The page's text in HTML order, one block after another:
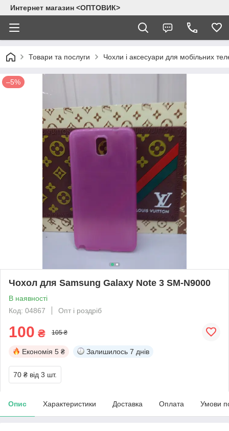
Интернет магазин <ОПТОВИК>
Товари та послуги Чохли і аксесуари для мобільних
–5%
Чохол для Samsung Galaxy Note 3 SM-N9000
В наявності
Код: 04867
Опт і роздріб
100 ₴ 105 ₴
Економія 5 ₴ Залишилось 7 днів
70 ₴ від 3 шт.
Опис Характеристики Доставка Оплата Умови